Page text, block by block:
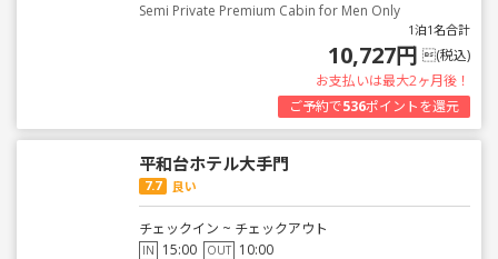
Semi Private Premium Cabin for Men Only
1泊1名合計
10,727円 (税込)
お支払いは最大2ヶ月後！
ご予約で536ポイントを還元
平和台ホテル大手門
7.7 良い
チェックイン ~ チェックアウト
IN 15:00 OUT 10:00